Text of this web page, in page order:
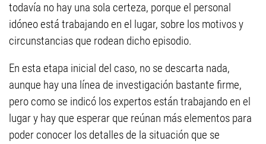
todavía no hay una sola certeza, porque el personal
idóneo está trabajando en el lugar, sobre los motivos y
circunstancias que rodean dicho episodio.
En esta etapa inicial del caso, no se descarta nada,
aunque hay una línea de investigación bastante firme,
pero como se indicó los expertos están trabajando en el
lugar y hay que esperar que reúnan más elementos para
poder conocer los detalles de la situación que se